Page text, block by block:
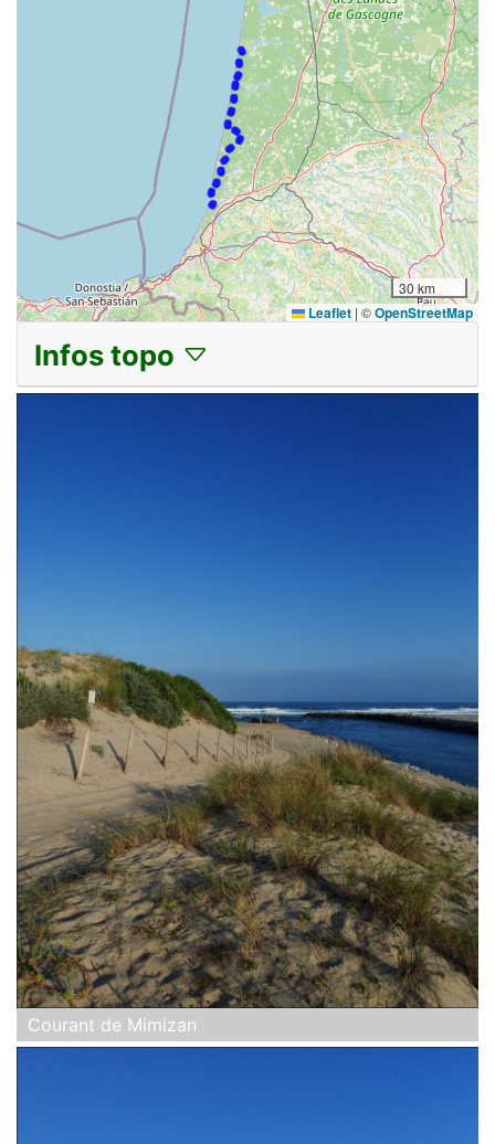
30 km
Leaflet | ©OpenStreetMap
Infos topo
Courant de Mimizan